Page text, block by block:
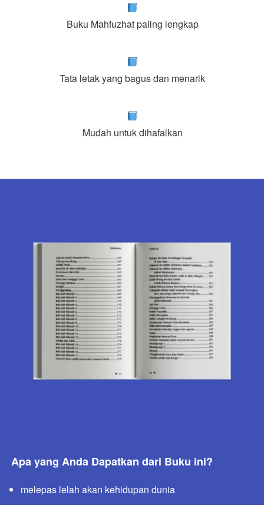
Buku Mahfuzhat paling lengkap
Tata letak yang bagus dan menarik
Mudah untuk dihafalkan
Apa yang Anda Dapatkan dari Buku ini?
melepas lelah akan kehidupan dunia